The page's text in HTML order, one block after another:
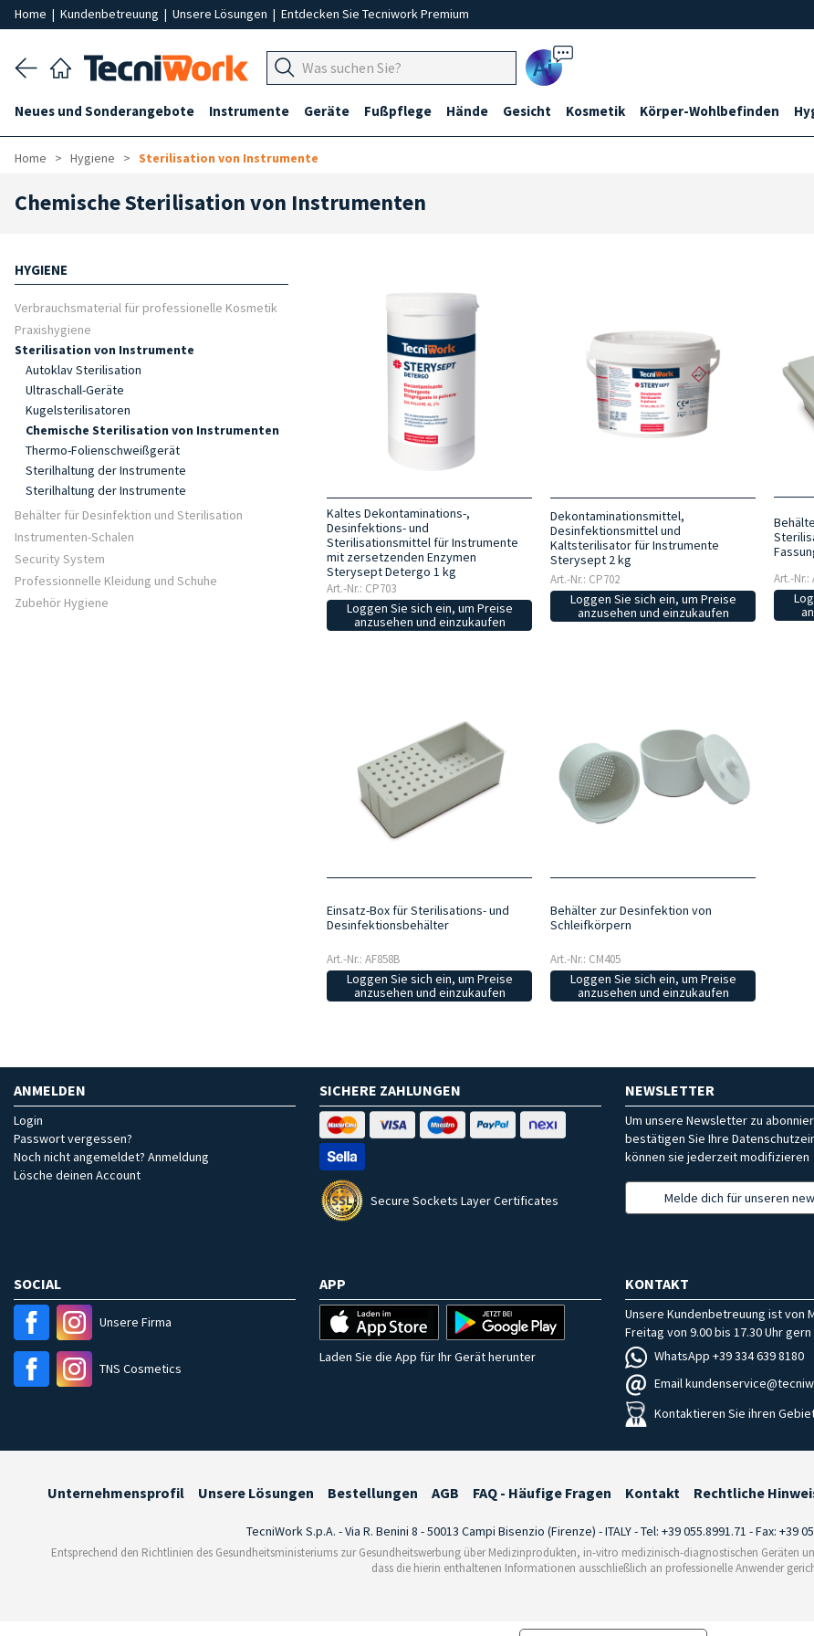
Home | Kundenbetreuung | Unsere Lösungen | Entdecken Sie Tecniwork Premium
Ai
Neues und Sonderangebote Instrumente Geräte Fußpflege Hände Gesicht Kosmetik Körper-Wohlbefinden
Home Hygiene Sterilisation von Instrumente
Chemische Sterilisation von Instrumenten
HYGIENE
Verbrauchsmaterial für professionelle Kosmetik
Praxishygiene
Sterilisation von Instrumente
Autoklav Sterilisation
Ultraschall-Geräte
Kugelsterilisatoren
Chemische Sterilisation von Instrumenten
Thermo-Folienschweißgerät
Sterilhaltung der Instrumente
Sterilhaltung der Instrumente
Behälter für Desinfektion und Sterilisation
Instrumenten-Schalen
Security System
Professionnelle Kleidung und Schuhe
Zubehör Hygiene
Kaltes Dekontaminations-,
Desinfektions- und
Sterilisationsmittel für Instrumente
mit zersetzenden Enzymen
Sterysept Detergo 1 kg
Art.-Nr.: CP703
Loggen Sie sich ein, um Preise
anzusehen und einzukaufen
Dekontaminationsmittel,
Desinfektionsmittel und
Kaltsterilisator für Instrumente
Sterysept 2 kg
Art.-Nr.: CP702
Loggen Sie sich ein, um Preise
anzusehen und einzukaufen
Art.-Nr.:
Einsatz-Box für Sterilisations- und
Desinfektionsbehälter
Art.-Nr.: AF858B
Loggen Sie sich ein, um Preise
anzusehen und einzukaufen
Behälter zur Desinfektion von
Schleifkörpern
Art.-Nr.: CM405
Loggen Sie sich ein, um Preise
anzusehen und einzukaufen
ANMELDEN
Login
Passwort vergessen?
Noch nicht angemeldet? Anmeldung
Lösche deinen Account
SICHERE ZAHLUNGEN
Secure Sockets Layer Certificates
NEWSLETTER
Um unsere Newsletter zu
bestätigen Sie Ihre
können sie jederzeit modifizieren
Melde dich für unseren
SOCIAL
Unsere Firma
TNS Cosmetics
APP
Laden Sie die App für Ihr Gerät herunter
KONTAKT
Unsere Kundenbetreuung ist von
Freitag von 9.00 bis 17.30 Uhr
WhatsApp +39 334 639 8180
Email
Kontaktieren Sie ihren
Unternehmensprofil Unsere Lösungen Bestellungen AGB FAQ - Häufige Fragen Kontakt Rechtliche
TecniWork S.p.A. - Via R. Benini 8 - 50013 Campi Bisenzio (Firenze) - ITALY - Tel: +39 055.8991.71 - Fax: +39
Entsprechend den Richtlinien des Gesundheitsministeriums zur Gesundheitswerbung über Medizinprodukten, in-vitro medizinisch-diagnostischen Geräten
dass die hierin enthaltenen Informationen ausschließlich an professionelle Anwender